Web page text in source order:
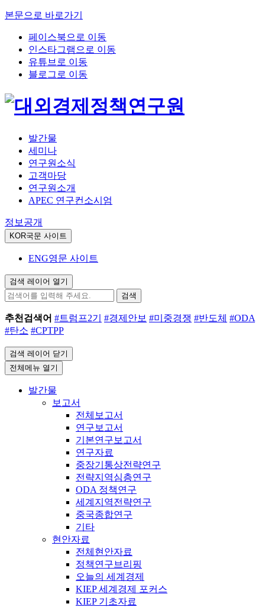
본문으로 바로가기
페이스북으로 이동
인스타그램으로 이동
유튜브로 이동
블로그로 이동
발간물
세미나
연구원소식
고객마당
연구원소개
APEC 연구컨소시엄
정보공개
KOR국문 사이트
ENG영문 사이트
검색 레이어 열기
검색
추천검색어 #트럼프2기 #경제안보 #미중경쟁 #반도체 #ODA
#탄소 #CPTPP
검색 레이어 닫기
전체메뉴 열기
발간물
보고서
전체보고서
연구보고서
기본연구보고서
연구자료
중장기통상전략연구
전략지역심층연구
ODA 정책연구
세계지역전략연구
중국종합연구
기타
현안자료
전체현안자료
정책연구브리핑
오늘의 세계경제
KIEP 세계경제 포커스
KIEP 기초자료